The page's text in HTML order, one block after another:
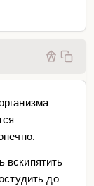
вскипятить
до